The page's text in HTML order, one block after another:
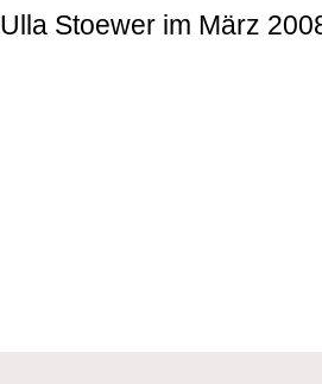
Ulla Stoewer im März